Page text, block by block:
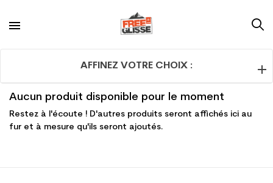
AFFINEZ VOTRE CHOIX :
Aucun produit disponible pour le moment
Restez à l'écoute ! D'autres produits seront affichés ici au
fur et à mesure qu'ils seront ajoutés.